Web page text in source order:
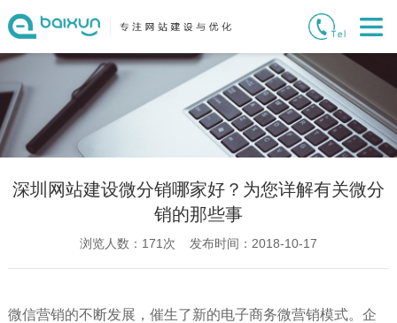
深圳网站建设微分销哪家好？为您详解有关微分
销的那些事
浏览人数： 171 次 发布时间：2018-10-17
微信营销的不断发展，催生了新的电子商务微营销模式。企